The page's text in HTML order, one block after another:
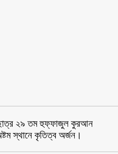
ছাত্র ২৯ তম হুফ্ফাজুল কুরআন
স্থানে কৃতিত্ব অর্জন।